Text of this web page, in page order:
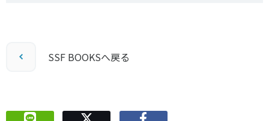
SSF BOOKSへ戻る